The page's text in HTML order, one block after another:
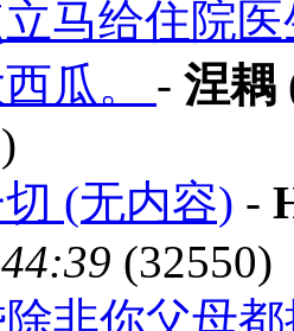
马给住院
瓜。 - 涅耦
(无内容) -
(32550)
非你父母